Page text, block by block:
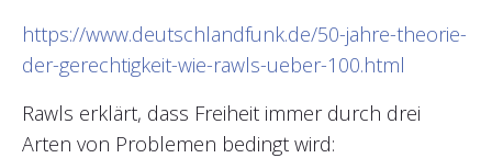
https://www.deutschlandfunk.de/50-jahre-theorie-
der-gerechtigkeit-wie-rawls-ueber-100.html
Rawls erklärt, dass Freiheit immer durch drei
Arten von Problemen bedingt wird: